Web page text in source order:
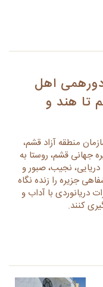
دورهمی اهل
تا هند و
منطقه آزاد قشم،
جهانی قشم، روستا به
نجیب، صبور و
جزیره را زنده نگاه
دریانوردی با آداب و
کنند.